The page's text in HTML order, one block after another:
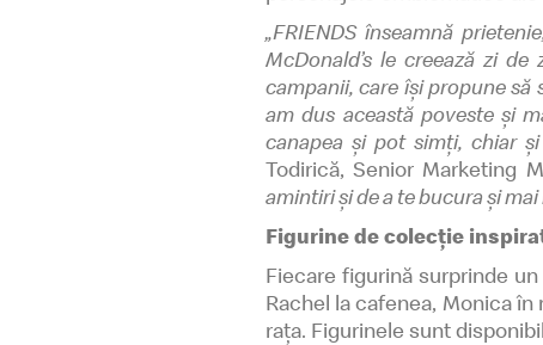
„FRIENDS înseamnă
McDonald’s le creează zi
campanii, care își propune să
am dus această poveste și
canapea și pot simți, chiar
Todirică, Senior Marketing
amintiri și de a te bucura și
Figurine de colecție
Fiecare figurină surprinde
Rachel la cafenea, Monica
rața. Figurinele sunt